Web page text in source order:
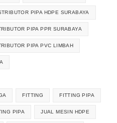
PIPA HDPE SURABAYA
PIPA PPR SURABAYA
PIPA PVC LIMBAH
FITTING FITTING PIPA
PIPA JUAL MESIN HDPE